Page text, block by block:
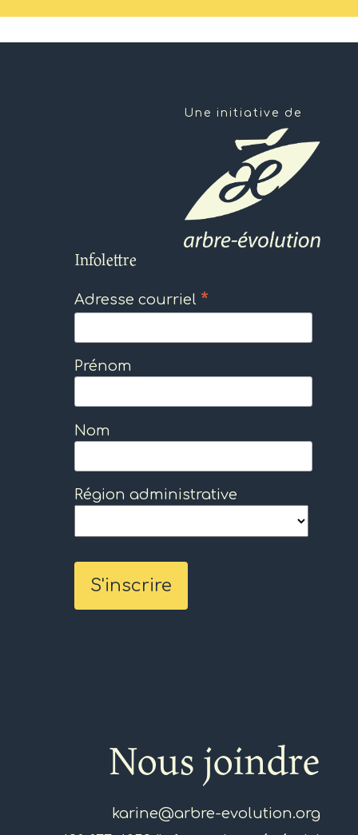
Une initiative de
Infolettre
Adresse courriel *
Prénom
Nom
Région administrative
Nous joindre
karine@arbre-evolution.org